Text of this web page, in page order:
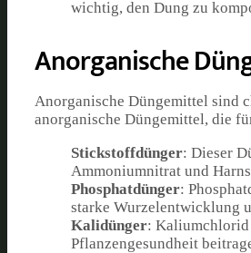
wichtig, den Dung zu
Anorganische
Anorganische Düngemittel sind
anorganische Düngemittel, die
Stickstoffdünger: Dieser
Ammoniumnitrat und
Phosphatdünger:
starke Wurzelentwicklung
Kalidünger: Kaliumchlorid
Pflanzengesundheit